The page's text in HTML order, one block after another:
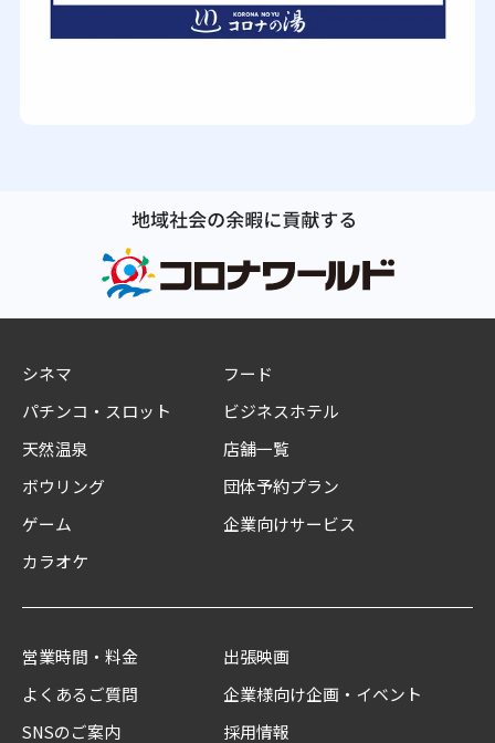
シネマ
パチンコ・スロット
天然温泉
ボウリング
ゲーム
カラオケ
フード
ビジネスホテル
店舗一覧
団体予約プラン
企業向けサービス
営業時間・料金
よくあるご質問
SNSのご案内
出張映画
企業様向け企画・イベント
採用情報